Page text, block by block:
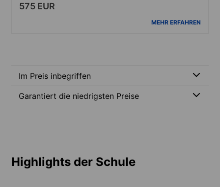
575 EUR
MEHR ERFAHREN
Im Preis inbegriffen
Garantiert die niedrigsten Preise
Highlights der Schule